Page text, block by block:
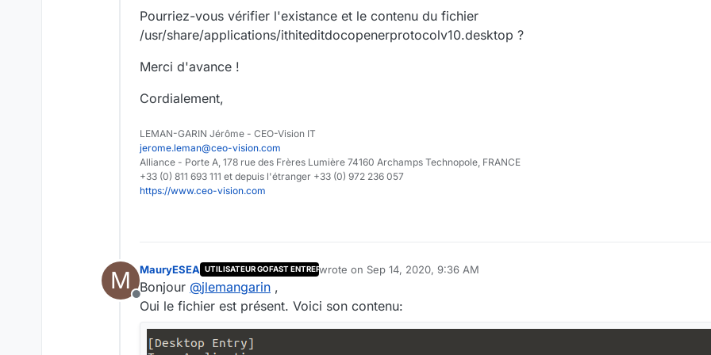
Pourriez-vous vérifier l'existance et le contenu du fichier
/usr/share/applications/ithiteditdocopenerprotocolv10.desktop ?
Merci d'avance !
Cordialement,
LEMAN-GARIN Jérôme - CEO-Vision IT
jerome.leman@ceo-vision.com
Alliance - Porte A, 178 rue des Frères Lumière 74160 Archamps Technopole, FRANCE
+33 (0) 811 693 111 et depuis l'étranger +33 (0) 972 236 057
https://www.ceo-vision.com
M
Offline
MauryESEA UTILISATEUR GOFAST ENTREPRISEwrote on Sep 14, 2020, 9:36 AM
last edited by
Bonjour @jlemangarin ,
Oui le fichier est présent. Voici son contenu: